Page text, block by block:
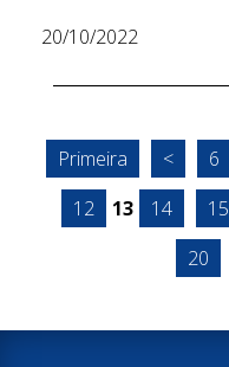
20/10/2022
Primeira < 6
12
13 14 15
20